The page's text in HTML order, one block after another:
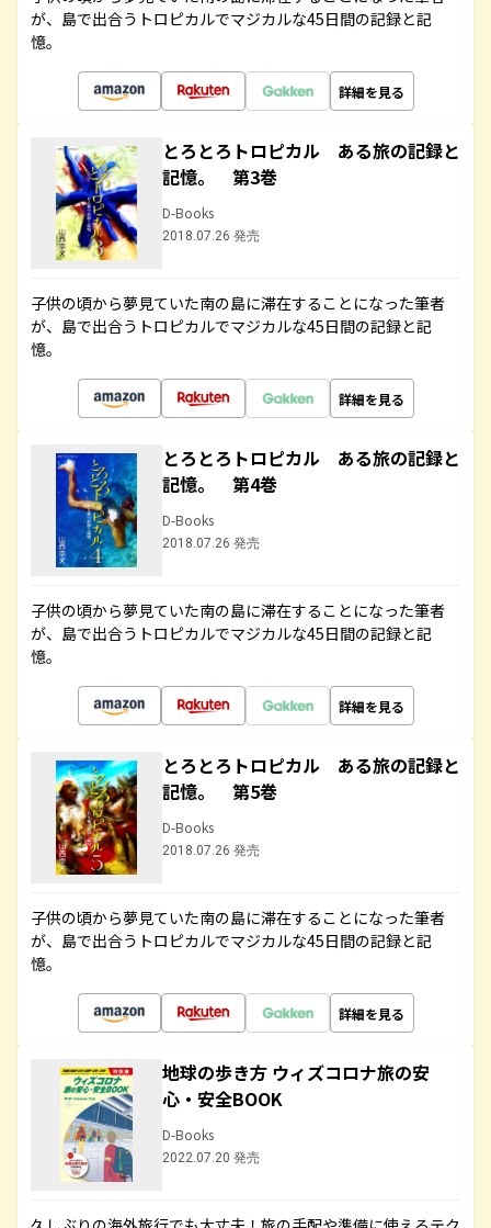
が、島で出合うトロピカルでマジカルな45日間の記録と記
憶。
詳細を見る
とろとろトロピカル ある旅の記録と
記憶。 第3巻
D-Books
2018.07.26 発売
子供の頃から夢見ていた南の島に滞在することになった筆者
が、島で出合うトロピカルでマジカルな45日間の記録と記
憶。
詳細を見る
とろとろトロピカル ある旅の記録と
記憶。 第4巻
D-Books
2018.07.26 発売
子供の頃から夢見ていた南の島に滞在することになった筆者
が、島で出合うトロピカルでマジカルな45日間の記録と記
憶。
詳細を見る
とろとろトロピカル ある旅の記録と
記憶。 第5巻
D-Books
2018.07.26 発売
子供の頃から夢見ていた南の島に滞在することになった筆者
が、島で出合うトロピカルでマジカルな45日間の記録と記
憶。
詳細を見る
地球の歩き方 ウィズコロナ旅の安
心・安全BOOK
D-Books
2022.07.20 発売